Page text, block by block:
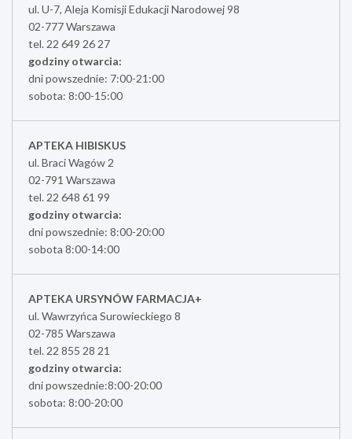
ul. U-7, Aleja Komisji Edukacji Narodowej 98
02-777 Warszawa
tel. 22 649 26 27
godziny otwarcia:
dni powszednie: 7:00-21:00
sobota: 8:00-15:00
APTEKA HIBISKUS
ul. Braci Wagów 2
02-791 Warszawa
tel. 22 648 61 99
godziny otwarcia:
dni powszednie: 8:00-20:00
sobota 8:00-14:00
APTEKA URSYNÓW FARMACJA+
ul. Wawrzyńca Surowieckiego 8
02-785 Warszawa
tel. 22 855 28 21
godziny otwarcia:
dni powszednie:8:00-20:00
sobota: 8:00-20:00